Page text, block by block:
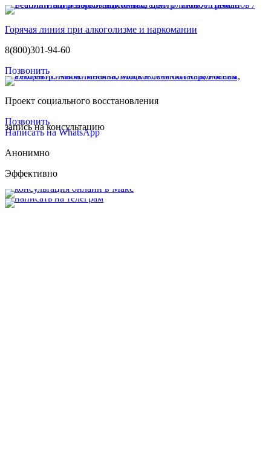
Горячая линия при алкоголизме и наркомании
8(800)301-94-60
Позвонить
Проект социального восстановления
Позвонить
запись на консультацию
Написать на WhatsApp
Анонимно
Эффективно